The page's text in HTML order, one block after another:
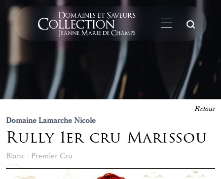
Domaine Lamarche Nicole
Rully 1er cru Marissou
Blanc - Premier Cru
Retour